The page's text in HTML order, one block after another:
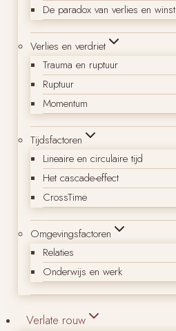
De paradox van verlies en winst
Verlies en verdriet
Trauma en ruptuur
Ruptuur
Momentum
Tijdsfactoren
Lineaire en circulaire tijd
Het cascade-effect
CrossTime
Omgevingsfactoren
Relaties
Onderwijs en werk
Verlate rouw